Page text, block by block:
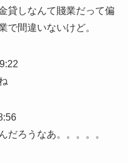
貸しなんて賤業だって偏
で間違いないけど。
だろうなあ。。。。。